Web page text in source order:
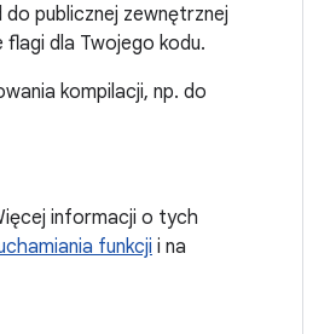
publicznej zewnętrznej
dla Twojego kodu.
kompilacji, np. do
informacji o tych
funkcji i na